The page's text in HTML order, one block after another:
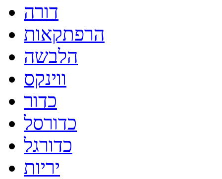
דורה
הרפתקאות
הלבשה
ווינקס
כדור
כדורסל
כדורגל
יריות